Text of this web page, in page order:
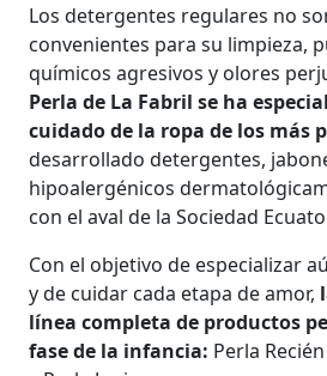
Los detergentes regulares no
convenientes para su limpieza,
químicos agresivos y olores
Perla de La Fabril se ha
cuidado de la ropa de los más
desarrollado detergentes,
hipoalergénicos
con el aval de la Sociedad
Con el objetivo de especializar
y de cuidar cada etapa de amor,
línea completa de productos
fase de la infancia: Perla